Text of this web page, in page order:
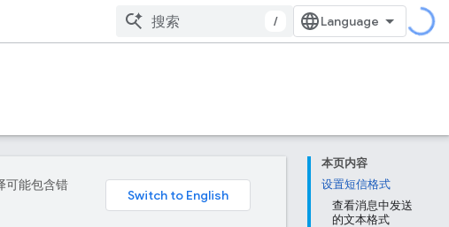
/
本页内容
设置短信格式
查看消息中发送
的文本格式
可能包含错